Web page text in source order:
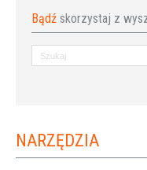
Bądź skorzystaj z
NARZĘDZIA